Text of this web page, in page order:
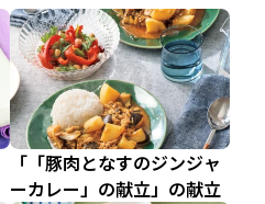
「「豚肉となすのジンジャ
ーカレー」の献立」の献立